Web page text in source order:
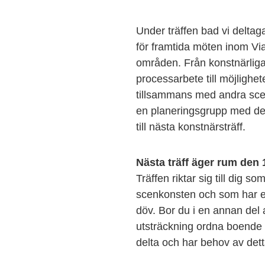
Under träffen bad vi
för framtida möten inom
områden. Från
processarbete till
tillsammans med andra
en planeringsgrupp med
till nästa konstnärsträff.
Nästa träff äger rum den
Träffen riktar sig till dig
scenkonsten och som har
döv. Bor du i en annan del
utsträckning ordna
delta och har behov av